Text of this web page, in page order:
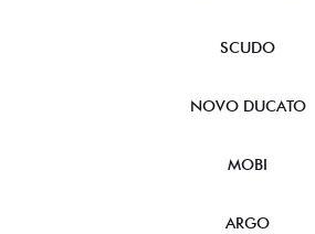
SCUDO
NOVO DUCATO
MOBI
ARGO